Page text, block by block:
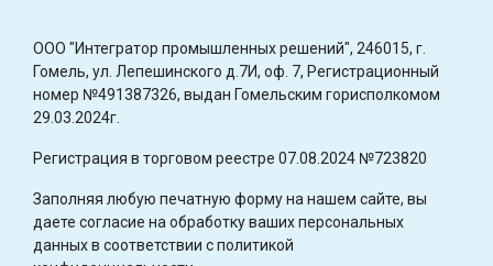
OOO "Интегратор промышленных решений", 246015, г.
Гомель, ул. Лепешинского д.7И, оф. 7, Регистрационный
номер №491387326, выдан Гомельским горисполкомом
29.03.2024г.
Регистрация в торговом реестре 07.08.2024 №723820
Заполняя любую печатную форму на нашем сайте, вы
даете согласие на обработку ваших персональных
данных в соответствии с политикой